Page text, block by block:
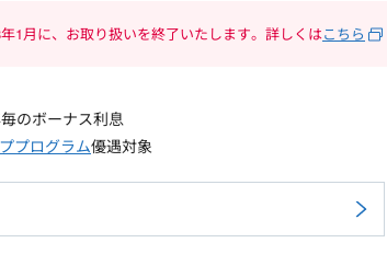
1月に、お取り扱いを終了いたします。詳しくはこちら
のボーナス利息
プログラム優遇対象